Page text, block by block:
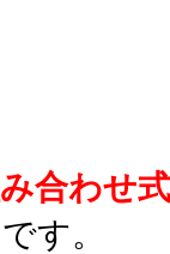
合わせ
す。